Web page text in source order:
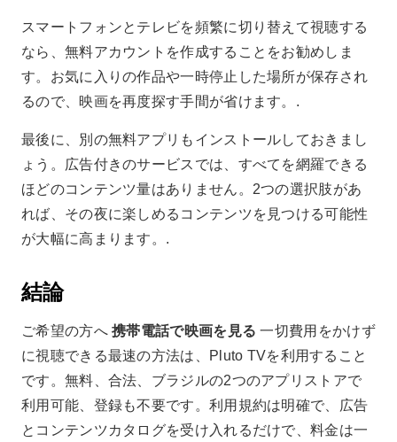
スマートフォンとテレビを頻繁に切り替えて視聴する
なら、無料アカウントを作成することをお勧めしま
す。お気に入りの作品や一時停止した場所が保存され
るので、映画を再度探す手間が省けます。.
最後に、別の無料アプリもインストールしておきまし
ょう。広告付きのサービスでは、すべてを網羅できる
ほどのコンテンツ量はありません。2つの選択肢があ
れば、その夜に楽しめるコンテンツを見つける可能性
が大幅に高まります。.
結論
ご希望の方へ携帯電話で映画を見る 一切費用をかけず
に視聴できる最速の方法は、Pluto TVを利用すること
です。無料、合法、ブラジルの2つのアプリストアで
利用可能、登録も不要です。利用規約は明確で、広告
とコンテンツカタログを受け入れるだけで、料金は一